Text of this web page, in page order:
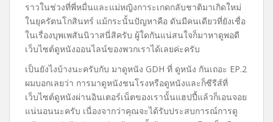
ราวในช่วงที่พี่หมื่นและแม่หญิงการะเกดกลับชาติมาเกิดใหม่
ในยุครัตนโกสินทร์ แม้กระนั้นปัญหาคือ ดันมีคนเดียวที่ยังเชื่อ
ในเรื่องบุพเพสันนิวาสนี่สิครับ ผู้ใดกันแน่สนใจก็มาหาดูพอดี
เว็บไซต์ดูหนังออนไลน์ของพวกเราได้เลยค่ะครับ
เป็นยังไงบ้างนะครับกับ มาดูหนัง GDH ที่ ดูหนัง กันเถอะ EP.2
ผมบอกเลยว่า การมาดูหนังชนโรงหรือดูหนังและก็ซีรีส์ที่
เว็บไซต์ดูหนังผ่านอินเตอร์เน็ตของเรานั้นแฮปปี้แล้วก็เอนจอย
แน่นอนนะครับ เนื่องจากว่าคุณจะได้รับประสบการณ์การดู